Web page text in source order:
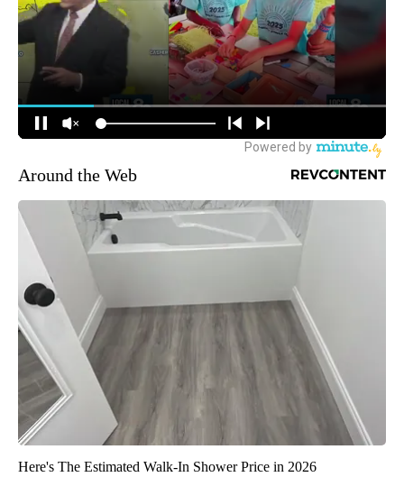
Around the Web
Here's The Estimated Walk-In Shower Price in 2026